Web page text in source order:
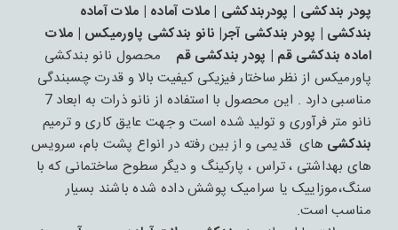
پودر بندکشی | پودربندکشی | ملات آماده | ملات آماده
بندکشی | پودر بندکشی آجر| نانو بندکشی پاورمیکس | ملات
اماده بندکشی قم | پودر بندکشی قم
محصول نانو بندکشی
پاورمیکس از نظر ساختار فیزیکی کیفیت بالا و قدرت چسبندگی
مناسبی دارد . این محصول با استفاده از نانو ذرات به ابعاد 7
نانو متر فرآوری و تولید شده است و جهت عایق کاری و ترمیم
بندکشی های قدیمی و از بین رفته در انواع پشت بام، سرویس
های بهداشتی ، تراس ، پارکینگ و دیگر سطوح ساختمانی که با
سنگ،موزاییک یا سرامیک پوشش داده شده باشند بسیار
مناسب است.